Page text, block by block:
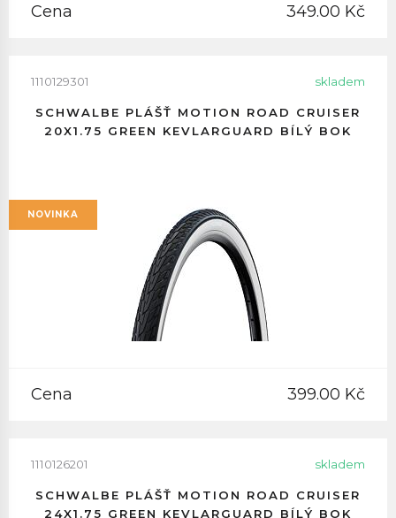
Cena 349.00 Kč
1110129301 skladem
SCHWALBE PLÁŠŤ MOTION ROAD CRUISER
20X1.75 GREEN KEVLARGUARD BÍLÝ BOK
NOVINKA
Cena 399.00 Kč
1110126201 skladem
SCHWALBE PLÁŠŤ MOTION ROAD CRUISER
24X1.75 GREEN KEVLARGUARD BÍLÝ BOK